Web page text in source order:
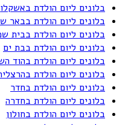
בלונים ליום הולדת
בלונים ליום הולדת בבאר
בלונים ליום הולדת בבית
בלונים ליום הולדת בבת ים
בלונים ליום הולדת בהוד
בלונים ליום הולדת
בלונים ליום הולדת בחדר
בלונים ליום הולדת בחדרה
בלונים ליום הולדת בחולון